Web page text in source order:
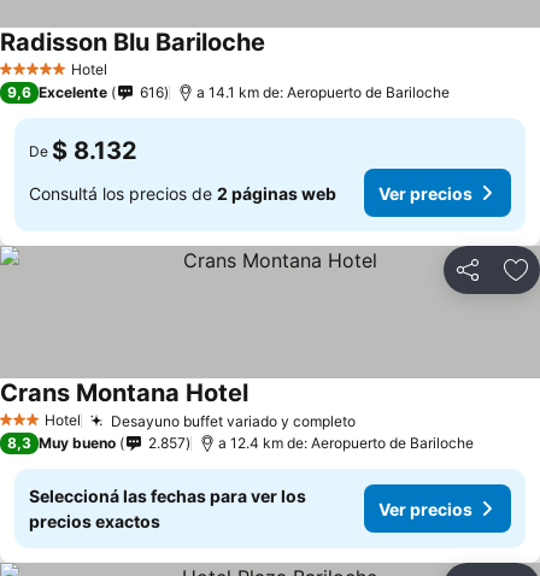
5 Estrellas Hotel
Radisson Blu Bariloche
9,6 Excelente 616 a 14.1 km de: Aeropuerto de Bariloche
De $ 8.132
Consultá los precios de 2 páginas web Ver precios
Compartir
3 Estrellas
Hotel Desayuno buffet variado y completo
Crans Montana Hotel
8,3 Muy bueno 2.857 a 12.4 km de: Aeropuerto de Bariloche
Seleccioná las fechas para ver los
precios exactos
Ver precios